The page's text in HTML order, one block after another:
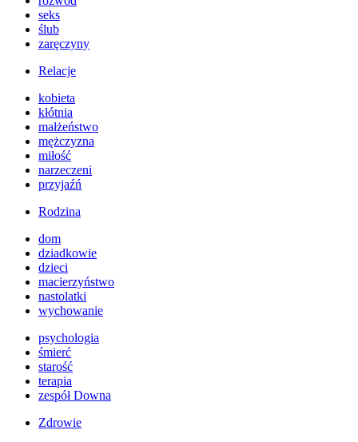
seks
ślub
zaręczyny
Relacje
kobieta
kłótnia
małżeństwo
mężczyzna
miłość
narzeczeni
przyjaźń
Rodzina
dom
dziadkowie
dzieci
macierzyństwo
nastolatki
wychowanie
psychologia
śmierć
starość
terapia
zespół Downa
Zdrowie